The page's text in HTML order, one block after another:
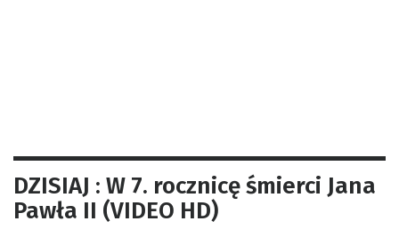
DZISIAJ : W 7. rocznicę śmierci Jana
Pawła II (VIDEO HD)